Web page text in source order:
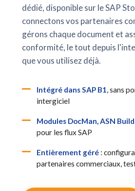
dédié, disponible sur le SAP
connectons vos partenaires
gérons chaque document et
conformité, le tout depuis
que vous utilisez déjà.
Intégré dans SAP B1, sans
intergiciel
Modules DocMan, ASN
pour les flux SAP
Entièrement géré:
partenaires commerciaux,